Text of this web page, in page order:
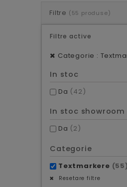
Filtre (55 produse)
Filtre active
Categorie :
In stoc
Da (42)
In stoc showroom
Da (2)
Categorie
Textmarkere (55)
Resetare filtre